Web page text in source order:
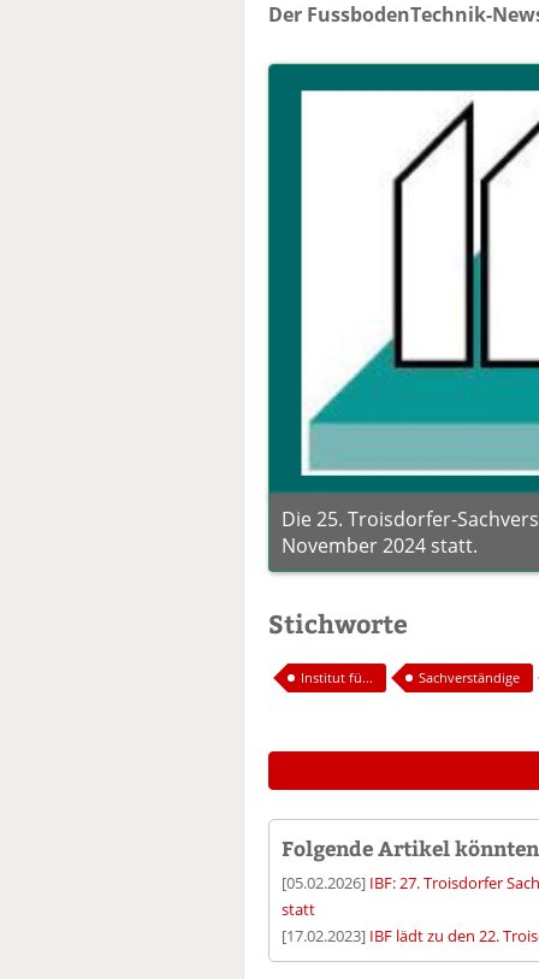
Der FussbodenTechnik-
Die 25. Troisdorfer-
November 2024 statt.
Stichworte
Institut fü... Sachverständige
Folgende Artikel
[05.02.2026] IBF: 27. Troisdorfer
statt
[17.02.2023] IBF lädt zu den 22.